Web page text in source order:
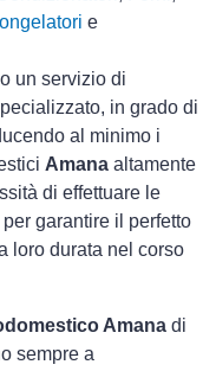
e
un servizio di
in grado di
al minimo i
Amana altamente
di effettuare le
garantire il perfetto
loro durata nel corso
Amana di
sempre a